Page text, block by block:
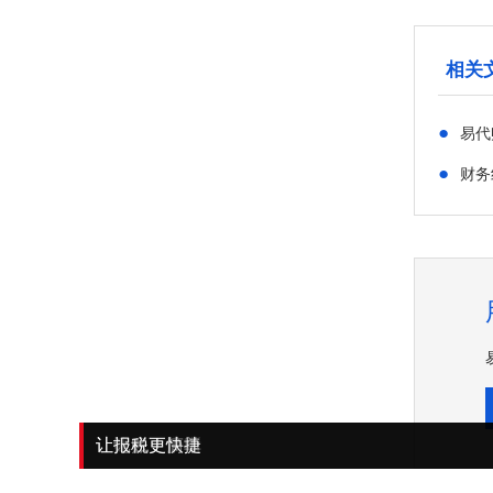
让做账更高效
让账目更清晰
让记账更简单
让报税更快捷
相关
● 易
● 财